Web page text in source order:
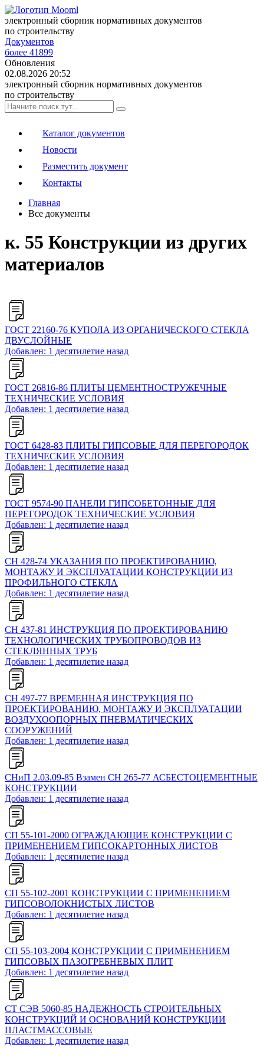
электронный сборник нормативных документов
по строительству
Документов
более 41899
Обновления
02.08.2026 20:52
электронный сборник нормативных документов
по строительству
Каталог документов
Новости
Разместить документ
Контакты
Главная
Все документы
к. 55 Конструкции из других
материалов
ГОСТ 22160-76 КУПОЛА ИЗ ОРГАНИЧЕСКОГО СТЕКЛА
ДВУСЛОЙНЫЕ
Добавлен: 1 десятилетие назад
ГОСТ 26816-86 ПЛИТЫ ЦЕМЕНТНОСТРУЖЕЧНЫЕ
ТЕХНИЧЕСКИЕ УСЛОВИЯ
Добавлен: 1 десятилетие назад
ГОСТ 6428-83 ПЛИТЫ ГИПСОВЫЕ ДЛЯ ПЕРЕГОРОДОК
ТЕХНИЧЕСКИЕ УСЛОВИЯ
Добавлен: 1 десятилетие назад
ГОСТ 9574-90 ПАНЕЛИ ГИПСОБЕТОННЫЕ ДЛЯ
ПЕРЕГОРОДОК ТЕХНИЧЕСКИЕ УСЛОВИЯ
Добавлен: 1 десятилетие назад
СН 428-74 УКАЗАНИЯ ПО ПРОЕКТИРОВАНИЮ,
МОНТАЖУ И ЭКСПЛУАТАЦИИ КОНСТРУКЦИИ ИЗ
ПРОФИЛЬНОГО СТЕКЛА
Добавлен: 1 десятилетие назад
СН 437-81 ИНСТРУКЦИЯ ПО ПРОЕКТИРОВАНИЮ
ТЕХНОЛОГИЧЕСКИХ ТРУБОПРОВОДОВ ИЗ
СТЕКЛЯННЫХ ТРУБ
Добавлен: 1 десятилетие назад
СН 497-77 ВРЕМЕННАЯ ИНСТРУКЦИЯ ПО
ПРОЕКТИРОВАНИЮ, МОНТАЖУ И ЭКСПЛУАТАЦИИ
ВОЗДУХООПОРНЫХ ПНЕВМАТИЧЕСКИХ
СООРУЖЕНИЙ
Добавлен: 1 десятилетие назад
СНиП 2.03.09-85 Взамен СН 265-77 АСБЕСТОЦЕМЕНТНЫЕ
КОНСТРУКЦИИ
Добавлен: 1 десятилетие назад
СП 55-101-2000 ОГРАЖДАЮЩИЕ КОНСТРУКЦИИ С
ПРИМЕНЕНИЕМ ГИПСОКАРТОННЫХ ЛИСТОВ
Добавлен: 1 десятилетие назад
СП 55-102-2001 КОНСТРУКЦИИ С ПРИМЕНЕНИЕМ
ГИПСОВОЛОКНИСТЫХ ЛИСТОВ
Добавлен: 1 десятилетие назад
СП 55-103-2004 КОНСТРУКЦИИ С ПРИМЕНЕНИЕМ
ГИПСОВЫХ ПАЗОГРЕБНЕВЫХ ПЛИТ
Добавлен: 1 десятилетие назад
СТ СЭВ 5060-85 НАДЕЖНОСТЬ СТРОИТЕЛЬНЫХ
КОНСТРУКЦИЙ И ОСНОВАНИЙ КОНСТРУКЦИИ
ПЛАСТМАССОВЫЕ
Добавлен: 1 десятилетие назад